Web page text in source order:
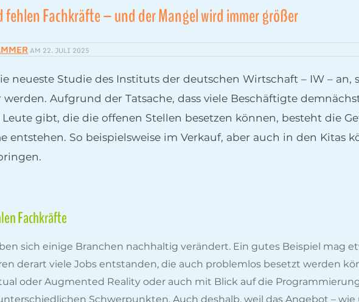
Fachkräfte – und der Mangel wird immer größer
AM 22. JULI 2025
neueste Studie des Instituts der deutschen Wirtschaft – IW –
Aufgrund der Tatsache, dass viele Beschäftigte
gibt, die die offenen Stellen besetzen können, besteht die
entstehen. So beispielsweise im Verkauf, aber auch in den Kitas
Fachkräfte
sich einige Branchen nachhaltig verändert. Ein gutes Beispiel mag
derart viele Jobs entstanden, die auch problemlos besetzt werden
oder Augmented Reality oder auch mit Blick auf die
Schwerpunkten. Auch deshalb, weil das Angebot –